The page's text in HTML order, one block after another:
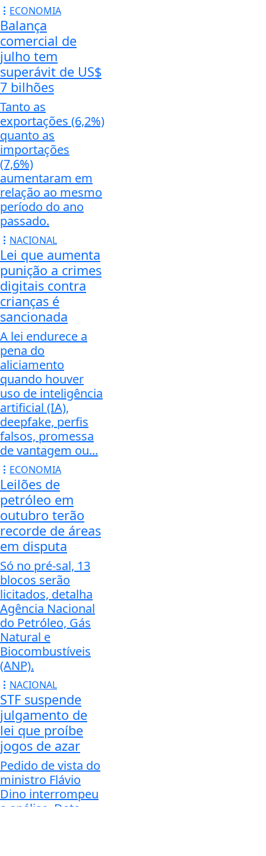
ECONOMIA
Balança
comercial de
julho tem
superávit de US$
7 bilhões
Tanto as
exportações (6,2%)
quanto as
importações
(7,6%)
aumentaram em
relação ao mesmo
período do ano
passado.
NACIONAL
Lei que aumenta
punição a crimes
digitais contra
crianças é
sancionada
A lei endurece a
pena do
aliciamento
quando houver
uso de inteligência
artificial (IA),
deepfake, perfis
falsos, promessa
de vantagem ou...
ECONOMIA
Leilões de
petróleo em
outubro terão
recorde de áreas
em disputa
Só no pré-sal, 13
blocos serão
licitados, detalha
Agência Nacional
do Petróleo, Gás
Natural e
Biocombustíveis
(ANP).
NACIONAL
STF suspende
julgamento de
lei que proíbe
jogos de azar
Pedido de vista do
ministro Flávio
Dino interrompeu
a análise. Data